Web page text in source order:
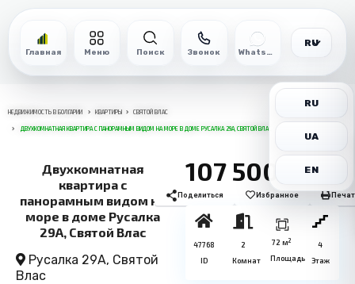
Главная Меню Поиск Звонок WhatsApp
RU
RU
UA
EN
НЕДВИЖИМОСТЬ В БОЛГАРИИ КВАРТИРЫ СВЯТОЙ ВЛАС
ДВУХКОМНАТНАЯ КВАРТИРА С ПАНОРАМНЫМ ВИДОМ НА МОРЕ В ДОМЕ РУСАЛКА 29А, СВЯТОЙ ВЛАС
Двухкомнатная
квартира с
панорамным видом на
море в доме Русалка
29А, Святой Влас
Русалка 29А, Святой
Влас
107 500€
Поделиться Избранное
47768
ID
2
Комнат
72 м2
Площадь
4
Этаж